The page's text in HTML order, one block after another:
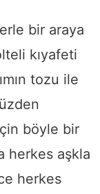
bir araya
kıyafeti
tozu ile
böyle bir
herkes aşkla
herkes